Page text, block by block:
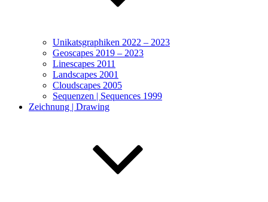
Unikatsgraphiken 2022 – 2023
Geoscapes 2019 – 2023
Linescapes 2011
Landscapes 2001
Cloudscapes 2005
Sequenzen | Sequences 1999
Zeichnung | Drawing